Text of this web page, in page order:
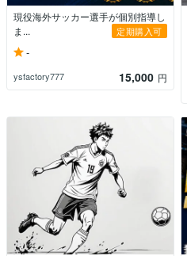
現役海外サッカー選手が個別指導し
ま...
定期購入可
-
ysfactory777 15,000 円